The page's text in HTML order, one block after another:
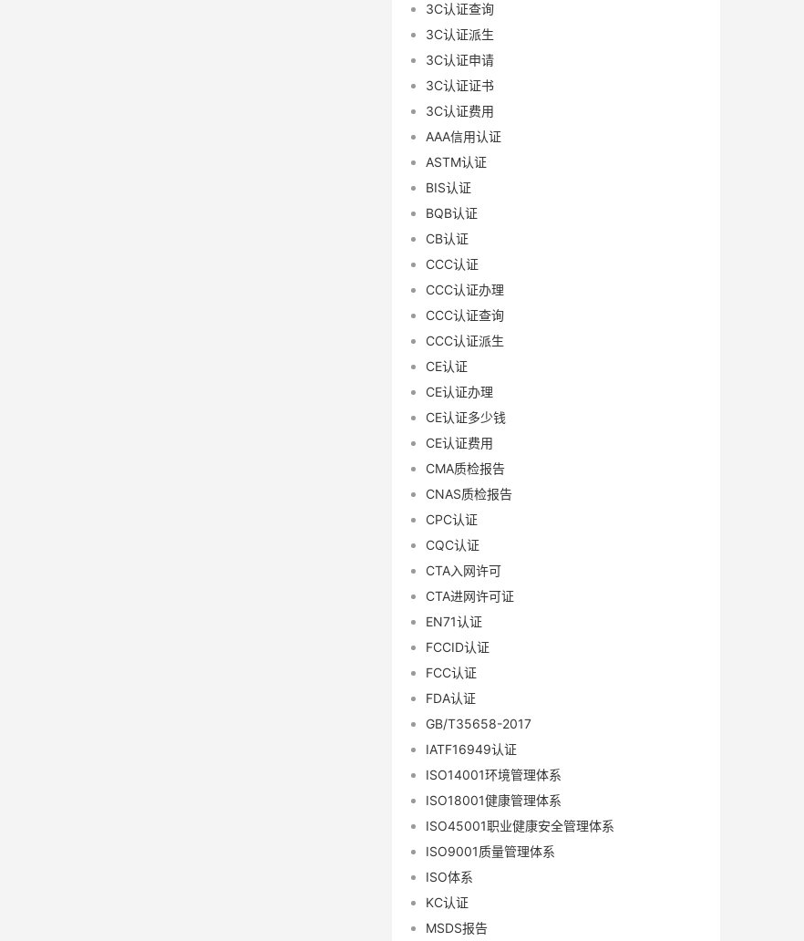
3C认证查询
3C认证派生
3C认证申请
3C认证证书
3C认证费用
AAA信用认证
ASTM认证
BIS认证
BQB认证
CB认证
CCC认证
CCC认证办理
CCC认证查询
CCC认证派生
CE认证
CE认证办理
CE认证多少钱
CE认证费用
CMA质检报告
CNAS质检报告
CPC认证
CQC认证
CTA入网许可
CTA进网许可证
EN71认证
FCCID认证
FCC认证
FDA认证
GB/T35658-2017
IATF16949认证
ISO14001环境管理体系
ISO18001健康管理体系
ISO45001职业健康安全管理体系
ISO9001质量管理体系
ISO体系
KC认证
MSDS报告